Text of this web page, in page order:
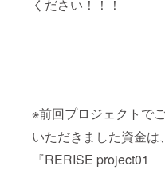
ください！！！
※前回プロジェクトで
いただきました資金は、
『RERISE project01